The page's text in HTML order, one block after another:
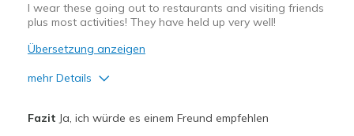
I wear these going out to restaurants and visiting friends
plus most activities! They have held up very well!
Übersetzung anzeigen
mehr Details
Fazit Ja, ich würde es einem Freund empfehlen